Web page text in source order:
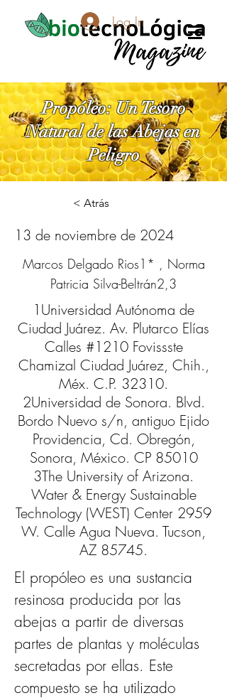
Log In
Propóleo: Un Tesoro
Natural de las Abejas en
Peligro
< Atrás
13 de noviembre de 2024
Marcos Delgado Rios1* , Norma
Patricia Silva-Beltrán2,3
1Universidad Autónoma de
Ciudad Juárez. Av. Plutarco Elías
Calles #1210 Fovissste
Chamizal Ciudad Juárez, Chih.,
Méx. C.P. 32310.
2Universidad de Sonora. Blvd.
Bordo Nuevo s/n, antiguo Ejido
Providencia, Cd. Obregón,
Sonora, México. CP 85010
3The University of Arizona.
Water & Energy Sustainable
Technology (WEST) Center 2959
W. Calle Agua Nueva. Tucson,
AZ 85745.
El propóleo es una sustancia
resinosa producida por las
abejas a partir de diversas
partes de plantas y moléculas
secretadas por ellas. Este
compuesto se ha utilizado